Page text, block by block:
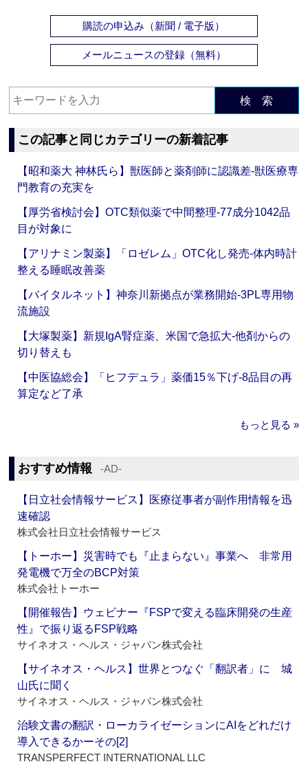
購読の申込み（新聞 / 電子版）
メールニュースの登録（無料）
検 索
この記事と同じカテゴリーの新着記事
【昭和薬大 神林氏ら】獣医師と薬剤師に認識差‐獣医療専
門教育の充実を
【厚労省検討会】OTC類似薬で中間整理‐77成分1042品
目が対象に
【アリナミン製薬】「ロゼレム」OTC化し発売‐体内時計
整える睡眠改善薬
【バイタルネット】神奈川新拠点が業務開始‐3PL専用物
流施設
【大塚製薬】新規IgA腎症薬、米国で急拡大‐他剤からの
切り替えも
【中医協総会】「ヒフデュラ」薬価15％下げ‐8品目の再
算定など了承
もっと見る »
おすすめ情報 ‐AD‐
【日立社会情報サービス】医療従事者が副作用情報を迅
速確認
株式会社日立社会情報サービス
【トーホー】災害時でも『止まらない』事業へ 非常用
発電機で万全のBCP対策
株式会社トーホー
【開催報告】ウェビナー『FSPで変える臨床開発の生産
性』で振り返るFSP戦略
サイネオス・ヘルス・ジャパン株式会社
【サイネオス・ヘルス】世界とつなぐ「翻訳者」に 城
山氏に聞く
サイネオス・ヘルス・ジャパン株式会社
治験文書の翻訳・ローカライゼーションにAIをどれだけ
導入できるかーその[2]
TRANSPERFECT INTERNATIONAL LLC